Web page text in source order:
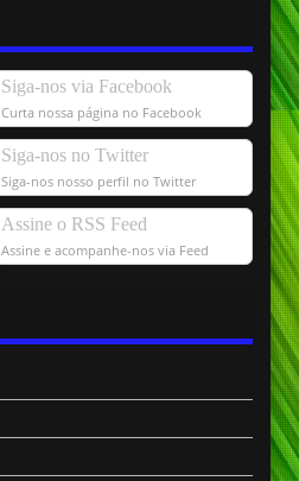
Siga-nos via Facebook
Curta nossa página no Facebook
Siga-nos no Twitter
Siga-nos nosso perfil no Twitter
Assine o RSS Feed
Assine e acompanhe-nos via Feed